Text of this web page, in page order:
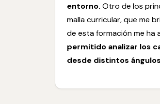
entorno. Otro de los
malla curricular, que me
de esta formación me ha
permitido analizar los
desde distintos